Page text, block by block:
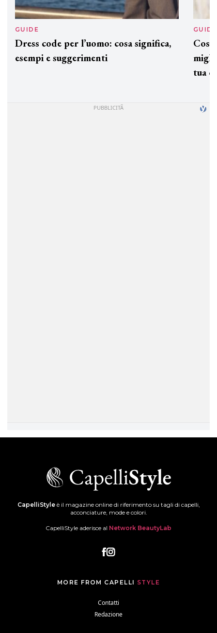
GUIDE
Dress code per l’uomo: cosa significa,
esempi e suggerimenti
GUIDE
tua
CapelliStyleè il magazine online di riferimento su tagli di capelli,
acconciature, mode e colori.
CapelliStyle aderisce al Network BeautyLab
MORE FROM CAPELLI STYLE
Contatti
Redazione